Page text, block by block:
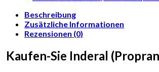
Beschreibung
Zusätzliche Informationen
Rezensionen (0)
Kaufen-Sie Inderal